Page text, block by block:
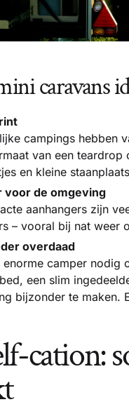
caravans
campings hebben
van een
en kleine
voor de omgeving
aanhangers zijn
– vooral bij nat weer
overdaad
camper nodig
een slim
bijzonder te maken.
cation: